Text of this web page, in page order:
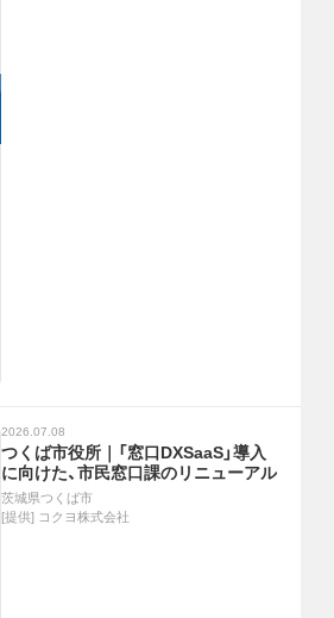
2026.07.08
つくば市役所｜「窓口DXSaaS」導入
に向けた、市民窓口課のリニューアル
茨城県つくば市
[提供] コクヨ株式会社